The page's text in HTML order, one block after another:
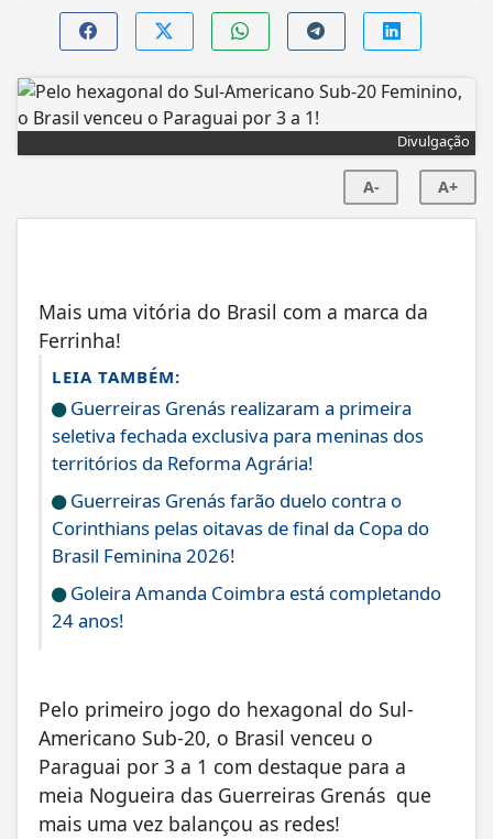
Divulgação
A- A+
Mais uma vitória do Brasil com a marca da
Ferrinha!
LEIA TAMBÉM:
Guerreiras Grenás realizaram a primeira
seletiva fechada exclusiva para meninas dos
territórios da Reforma Agrária!
Guerreiras Grenás farão duelo contra o
Corinthians pelas oitavas de final da Copa do
Brasil Feminina 2026!
Goleira Amanda Coimbra está completando
24 anos!
Pelo primeiro jogo do hexagonal do Sul-
Americano Sub-20, o Brasil venceu o
Paraguai por 3 a 1 com destaque para a
meia Nogueira das Guerreiras Grenás que
mais uma vez balançou as redes!